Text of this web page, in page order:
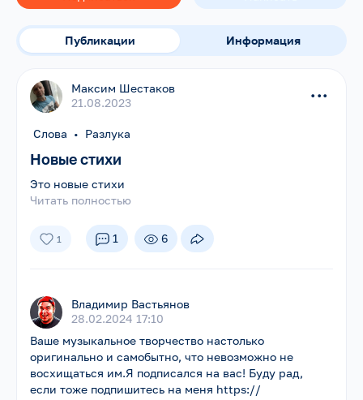
Публикации Информация
Максим Шестаков
21.08.2023
...
Слова • Разлука
Новые стихи
Это новые стихи
Читать полностью
1 1 6
Владимир Вастьянов
28.02.2024 17:10
Ваше музыкальное творчество настолько
оригинально и самобытно, что невозможно не
восхищаться им.Я подписался на вас! Буду рад,
если тоже подпишитесь на меня https://